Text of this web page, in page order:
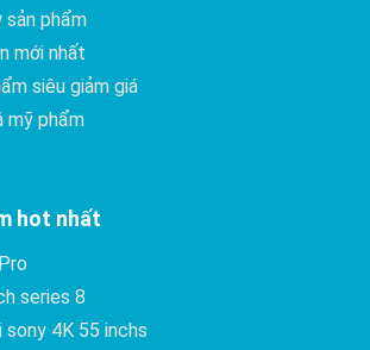
sản phẩm
mới nhất
siêu giảm giá
mỹ phẩm
hot nhất
series 8
sony 4K 55 inchs